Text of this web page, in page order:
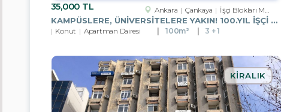
35,000 TL Ankara Çankaya İşçi Blokları Mah.
KAMPÜSLERE, ÜNİVERSİTELERE YAKIN! 100.YIL İŞÇI BLOKLARI`NDA 2+L
Konut Apartman Dairesi 100m² 3 + 1
KIRALIK